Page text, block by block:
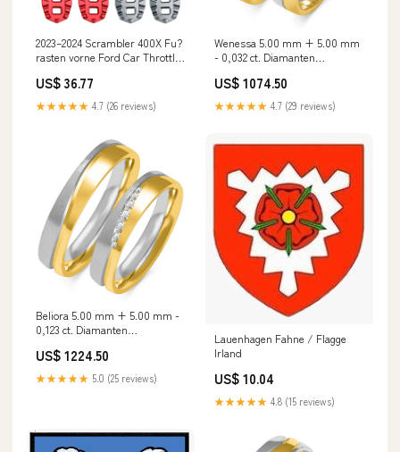
2023–2024 Scrambler 400X Fu?
rasten vorne Ford Car Throttle
US$ 36.77
★★★★★ 4.7 (26 reviews)
Wenessa 5.00 mm + 5.00 mm
- 0,032 ct. Diamanten
US$ 1074.50
★★★★★ 4.7 (29 reviews)
Beliora 5.00 mm + 5.00 mm -
0,123 ct. Diamanten
US$ 1224.50
★★★★★ 5.0 (25 reviews)
Lauenhagen Fahne / Flagge
Irland
US$ 10.04
★★★★★ 4.8 (15 reviews)